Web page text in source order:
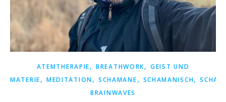
ATEMTHERAPIE,BREATHWORK,GEIST UND
MATERIE, MEDITATION, SCHAMANE, SCHAMANISCH,
BRAINWAVES